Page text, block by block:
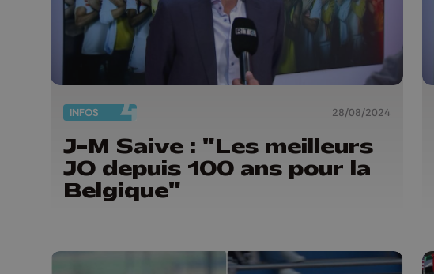
INFOS 28/08/2024
J-M Saive : "Les meilleurs
JO depuis 100 ans pour la
Belgique"